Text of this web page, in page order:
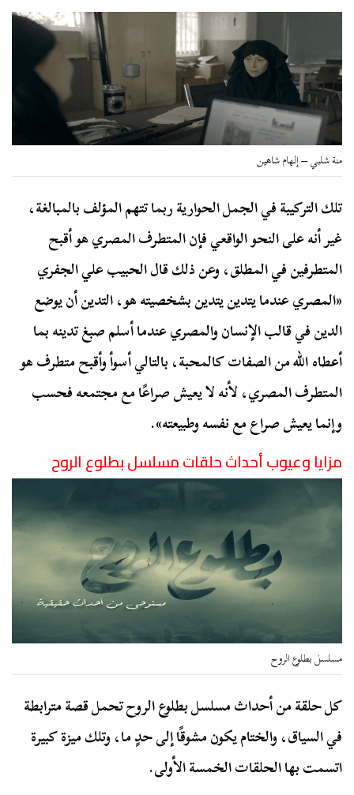
منة شلبي – إلهام شاهين
تلك التركيبة في الجمل الحوارية ربما تتهم المؤلف بالمبالغة،
غير أنه على النحو الواقعي فإن المتطرف المصري هو أقبح
المتطرفين في المطلق، وعن ذلك قال الحبيب علي الجفري
«المصري عندما يتدين يتدين بشخصيته هو، التدين أن يوضع
الدين في قالب الإنسان والمصري عندما أسلم صبغ تدينه بما
أعطاه الله من الصفات كالمحبة، بالتالي أسوأ وأقبح متطرف هو
المتطرف المصري، لأنه لا يعيش صراعًا مع مجتمعه فحسب
وإنما يعيش صراع مع نفسه وطبيعته».
مزايا وعيوب أحداث حلقات مسلسل بطلوع الروح
مسلسل بطلوع الروح
كل حلقة من أحداث مسلسل بطلوع الروح تحمل قصة مترابطة
في السياق، والختام يكون مشوقًا إلى حدٍ ما، وتلك ميزة كبيرة
اتسمت بها الحلقات الخمسة الأولى.